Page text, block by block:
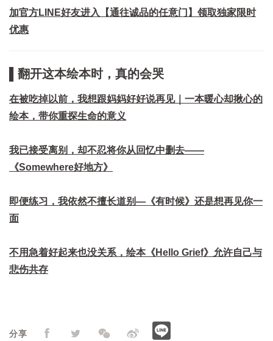
加官方LINE好友进入【通往诚品的任意门】领取独家限时
优惠
▌翻开这本绘本时，真的会哭
在被吃掉以前，我想跟妈妈好好说再见｜一本暖心却揪心的
绘本，带你重探生命的意义
我已接受离别，却不忍将你从回忆中删去——
《Somewhere好地方》
即便练习，我依然不擅长道别—《有时候》还是想再见你一
面
不用急着好起来也没关系，绘本《Hello Grief》允许自己与
悲伤共存
分享